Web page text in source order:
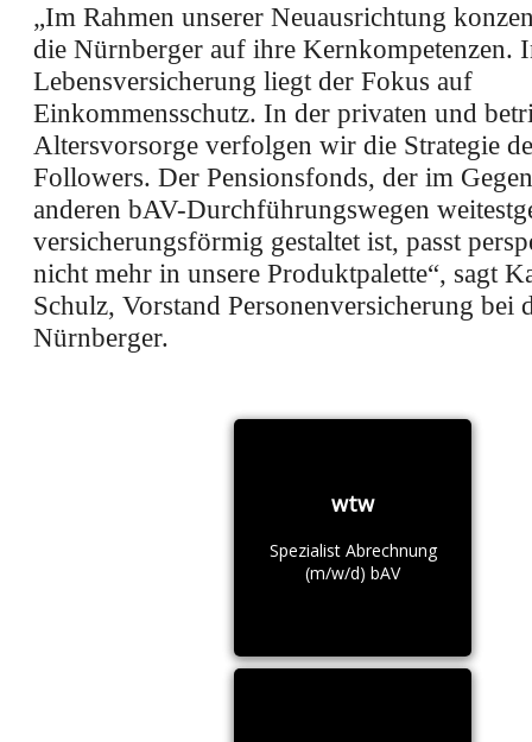
„Im Rahmen unserer Neuausrichtung
die Nürnberger auf ihre Kernkompetenzen.
Lebensversicherung liegt der Fokus auf
Einkommensschutz. In der privaten und
Altersvorsorge verfolgen wir die Strategie
Followers. Der Pensionsfonds, der im
anderen bAV-Durchführungswegen
versicherungsförmig gestaltet ist, passt
nicht mehr in unsere Produktpalette“, sagt
Schulz, Vorstand Personenversicherung bei
Nürnberger.
wtw
Spezialist Abrechnung
(m/w/d) bAV